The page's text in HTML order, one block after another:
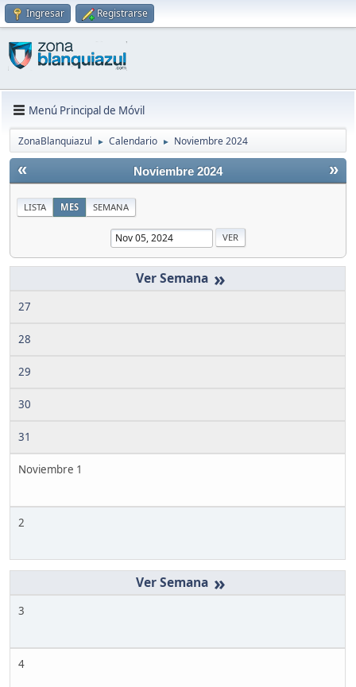
Ingresar Registrarse
Menú Principal de Móvil
ZonaBlanquiazul ► Calendario ► Noviembre 2024
« »
Noviembre 2024
LISTA MES SEMANA
»
27
28
29
30
31
Noviembre 1
2
»
3
4